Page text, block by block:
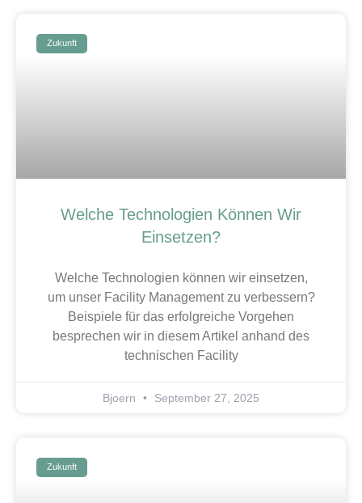
Zukunft
Welche Technologien Können Wir
Einsetzen?
Welche Technologien können wir einsetzen,
um unser Facility Management zu verbessern?
Beispiele für das erfolgreiche Vorgehen
besprechen wir in diesem Artikel anhand des
technischen Facility
Bjoern September 27, 2025
Zukunft